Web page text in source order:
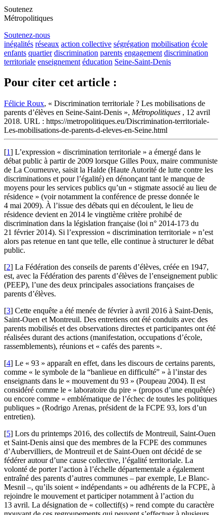
Soutenez
Métropolitiques
Soutenez-nous
inégalités réseaux action collective ségrégation mobilisation école
enfants quartier discrimination parents engagement discrimination
territoriale enseignement éducation Seine-Saint-Denis
Pour citer cet article :
Félicie Roux, « Discrimination territoriale ? Les mobilisations de
parents d’élèves en Seine-Saint-Denis », Métropolitiques , 12 avril
2018. URL : https://metropolitiques.eu/Discrimination-territoriale-
Les-mobilisations-de-parents-d-eleves-en-Seine.html
[1] L’expression « discrimination territoriale » a émergé dans le
débat public à partir de 2009 lorsque Gilles Poux, maire communiste
de La Courneuve, saisit la Halde (Haute Autorité de lutte contre les
discriminations et pour l’égalité) en dénonçant tant le manque de
moyens pour les services publics qu’un « stigmate associé au lieu de
résidence » (voir notamment la conférence de presse donnée le
4 mai 2009). À l’issue des débats qui en découlent, le lieu de
résidence devient en 2014 le vingtième critère prohibé de
discrimination dans la législation française (loi n° 2014‑173 du
21 février 2014). Si l’expression « discrimination territoriale » n’est
alors pas retenue en tant que telle, elle continue à structurer le débat
public.
[2] La Fédération des conseils de parents d’élèves, créée en 1947,
est, avec la Fédération des parents d’élèves de l’enseignement public
(PEEP), l’une des deux principales associations françaises de
parents d’élèves.
[3] Cette enquête a été menée de février à avril 2016 à Saint-Denis,
Saint-Ouen et Montreuil. Des entretiens ont été conduits avec des
parents mobilisés et des observations directes et participantes ont été
réalisées durant des actions (manifestation, occupations d’école,
rassemblements), réunions et « cafés des parents ».
[4] Le « 93 » apparaît en effet, dans les discours de certains parents,
comme « le symbole de la “banlieue en difficulté” » à l’instar des
enseignants dans le « mouvement du 93 » (Poupeau 2004). Il est
considéré comme le « laboratoire du pire » (propos d’une enquêtée)
ou encore comme « emblématique de l’échec de toutes les politiques
publiques » (Rodrigo Arenas, président de la FCPE 93, lors d’un
entretien).
[5] Lors du printemps 2016, des collectifs de Montreuil, Saint-Ouen
et Saint-Denis ainsi que des membres de la FCPE des communes
d’Aubervilliers, de Montreuil et de Saint-Ouen ont décidé de se
fédérer autour d’une cause collective, l’égalité territoriale. La
volonté de porter l’action à l’échelle départementale a également
entraîné des parents d’autres communes – par exemple, Le Blanc-
Mesnil –, qu’ils soient « indépendants » ou adhérents de la FCPE, à
rejoindre le mouvement et participer notamment à l’action du
13 avril. La désignation de « collectif(s) » rend compte du caractère